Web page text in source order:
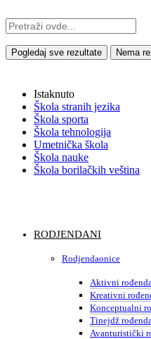
Pogledaj sve rezultate Nema
Istaknuto
Škola stranih jezika
Škola sporta
Škola tehnologija
Umetnička škola
Škola nauke
Škola borilačkih veština
RODJENDANI
Rodjendaonice
Aktivni
Kreativni
Konceptualni
Tinejdž
Avanturistički